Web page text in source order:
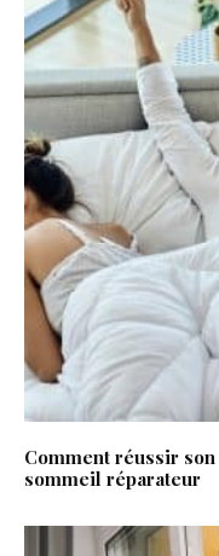
Comment réussir
sommeil réparateur